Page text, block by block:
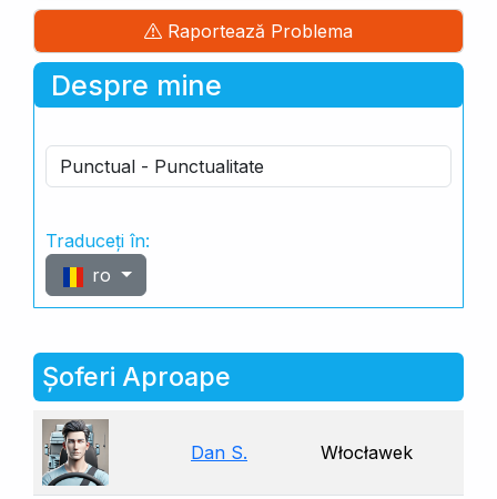
Raportează Problema
Despre mine
Punctual - Punctualitate
Traduceți în:
ro
Șoferi Aproape
Dan S. Włocławek